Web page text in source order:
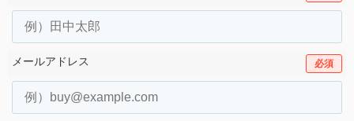
メールアドレス 必須